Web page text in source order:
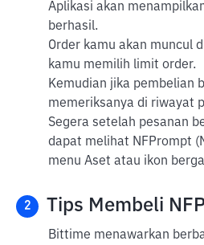
Aplikasi akan
berhasil.
Order kamu akan muncul
kamu memilih limit order.
Kemudian jika pembelian
memeriksanya di riwayat
Segera setelah pesanan
dapat melihat NFPrompt
menu Aset atau ikon
2 Tips Membeli
Bittime menawarkan